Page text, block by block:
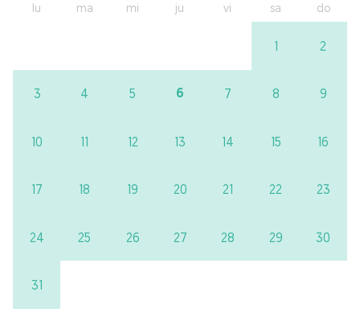
lu ma mi ju vi sa do
1 2
3 4 5 6 7 8 9
10 11 12 13 14 15 16
17 18 19 20 21 22 23
24 25 26 27 28 29 30
31